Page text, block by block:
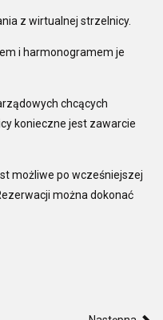
z wirtualnej strzelnicy.
i harmonogramem je
chcących
konieczne jest zawarcie
możliwe po wcześniejszej
można dokonać